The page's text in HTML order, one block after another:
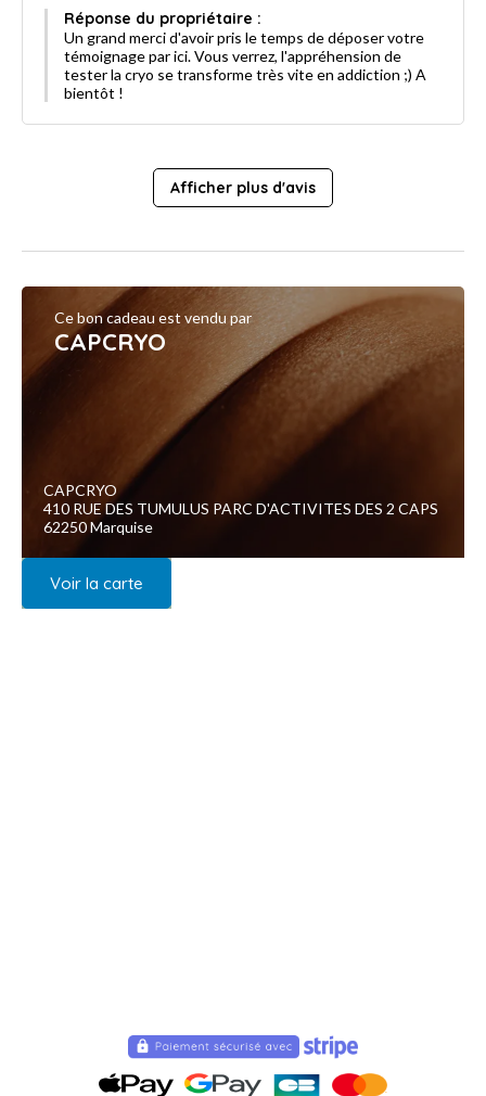
Réponse du propriétaire :
Un grand merci d'avoir pris le temps de déposer votre
témoignage par ici. Vous verrez, l'appréhension de
tester la cryo se transforme très vite en addiction ;) A
bientôt !
Afficher plus d'avis
Ce bon cadeau est vendu par
CAPCRYO
CAPCRYO
410 RUE DES TUMULUS PARC D'ACTIVITES DES 2 CAPS
62250 Marquise
Voir la carte